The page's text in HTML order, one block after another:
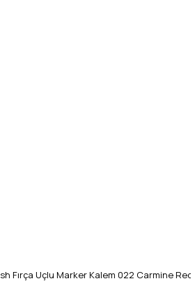
Fırça Uçlu Marker Kalem 022 Carmine Red